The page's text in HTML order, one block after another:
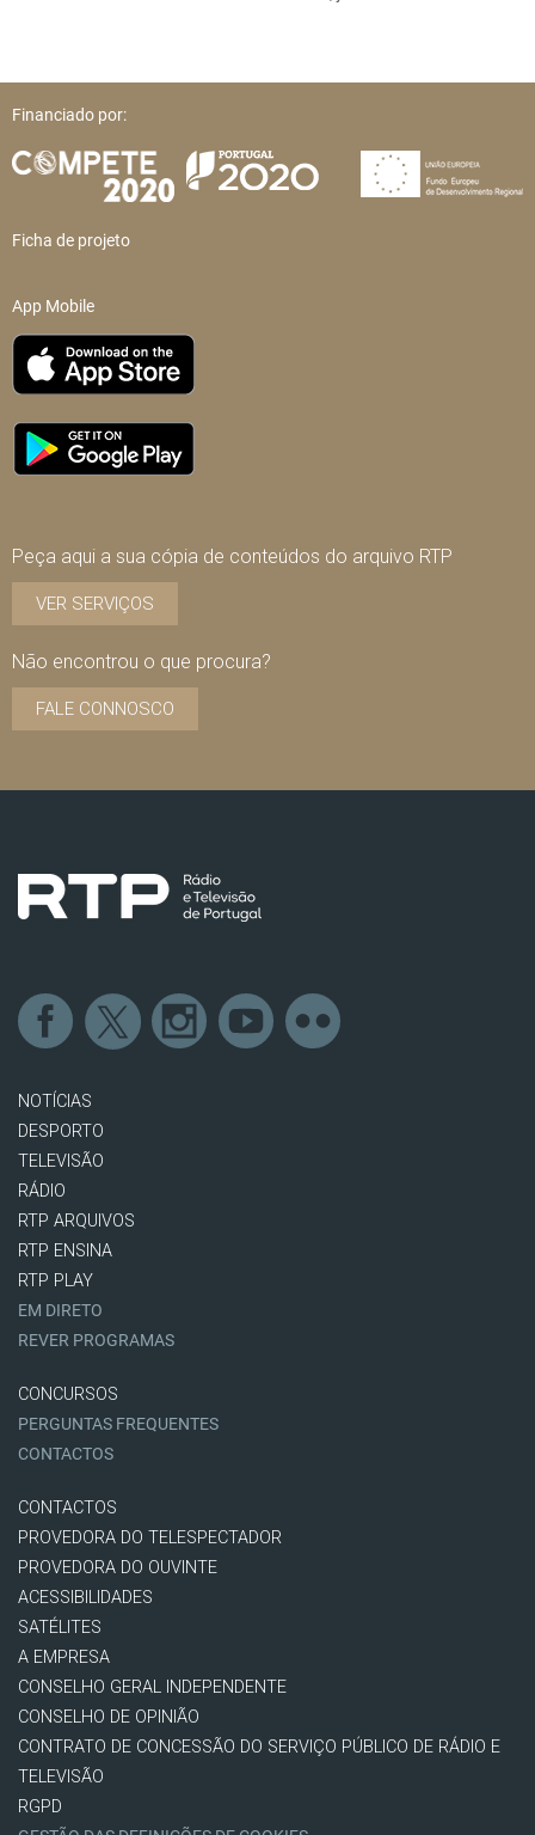
Financiado por:
Ficha de projeto
App Mobile
Peça aqui a sua cópia de conteúdos do arquivo RTP
VER SERVIÇOS
Não encontrou o que procura?
FALE CONNOSCO
NOTÍCIAS
DESPORTO
TELEVISÃO
RÁDIO
RTP ARQUIVOS
RTP ENSINA
RTP PLAY
EM DIRETO
REVER PROGRAMAS
CONCURSOS
PERGUNTAS FREQUENTES
CONTACTOS
CONTACTOS
PROVEDORA DO TELESPECTADOR
PROVEDORA DO OUVINTE
ACESSIBILIDADES
SATÉLITES
A EMPRESA
CONSELHO GERAL INDEPENDENTE
CONSELHO DE OPINIÃO
CONTRATO DE CONCESSÃO DO SERVIÇO PÚBLICO DE RÁDIO E
TELEVISÃO
RGPD